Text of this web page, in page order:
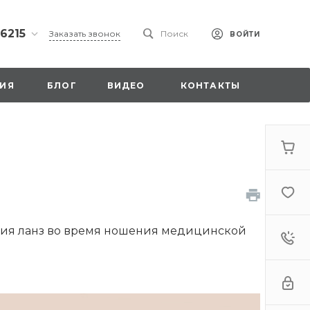
со
Заказать звонок Поиск ВОЙТИ
БЛОГ ВИДЕО КОНТАКТЫ
ланз во время ношения медицинской